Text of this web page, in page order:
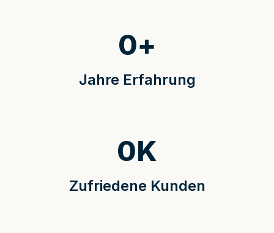
Jahre Erfahrung
0+
Zufriedene Kunden
0K